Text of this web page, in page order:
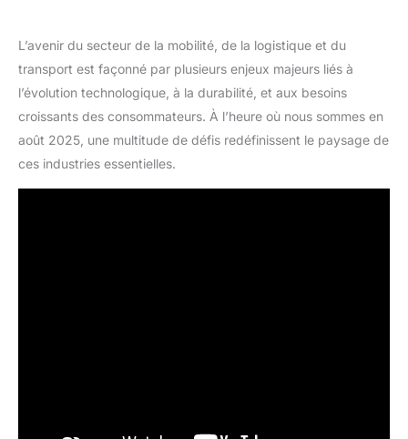
L’avenir du secteur de la mobilité, de la logistique et du
transport est façonné par plusieurs enjeux majeurs liés à
l’évolution technologique, à la durabilité, et aux besoins
croissants des consommateurs. À l’heure où nous sommes en
août 2025, une multitude de défis redéfinissent le paysage de
ces industries essentielles.